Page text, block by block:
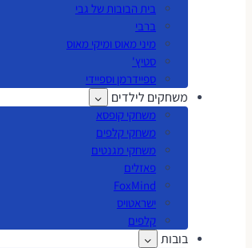
בית הבובות של גבי
ברבי
מיני מאוס ומיקי מאוס
סטיץ'
ספיידרמן וספיידי
משחקים לילדים
משחקי קופסא
משחקי קלפים
משחקי מגנטים
פאזלים
FoxMind
ישראטויס
קלפים
בובות